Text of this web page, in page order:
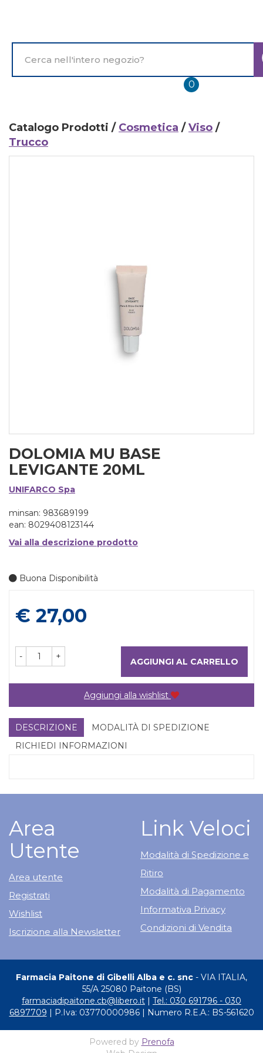
principale
Prodotto
0prodotti
inseriti
Catalogo Prodotti / Cosmetica /Viso /
Trucco
DOLOMIA MU BASE
LEVIGANTE 20ML
UNIFARCO Spa
minsan: 983689199
ean: 8029408123144
Vai alla descrizione prodotto
Buona Disponibilità
Prezzo
€ 27,00
- + AGGIUNGI AL CARRELLO
Aggiungi alla wishlist
DESCRIZIONE
MODALITÀ DI SPEDIZIONE
RICHIEDI INFORMAZIONI
Area
Utente
Area utente
Registrati
Wishlist
Iscrizione alla Newsletter
Link Veloci
Modalità di Spedizione e
Ritiro
Modalità di Pagamento
Informativa Privacy
Condizioni di Vendita
Farmacia Paitone di Gibelli Alba e c. snc - VIA ITALIA,
55/A 25080 Paitone (BS)
farmaciadipaitone.cb@libero.it
Tel.: 030 691796 - 030
6897709 | P.Iva: 03770000986 | Numero R.E.A.: BS-561620
Powered by Prenofa